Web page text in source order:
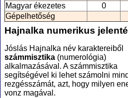
Magyar ékezetes
0
Gépelhetőség
Hajnalka numerikus
Jóslás Hajnalka név karaktereiből
számmisztika (numerológia)
alkalmazásával. A számmisztika
segítségével ki lehet számolni
rezgésszámát, azt, hogy milyen
vonz magával.